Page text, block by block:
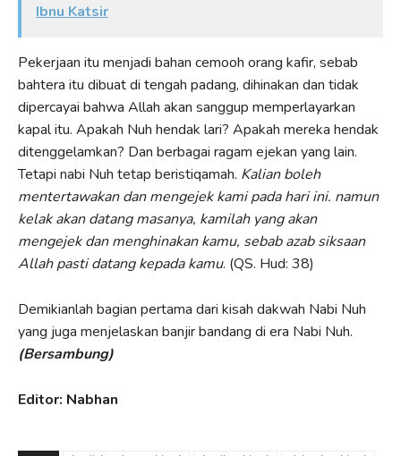
Ibnu Katsir
Pekerjaan itu menjadi bahan cemooh orang kafir, sebab
bahtera itu dibuat di tengah padang, dihinakan dan tidak
dipercayai bahwa Allah akan sanggup memperlayarkan
kapal itu. Apakah Nuh hendak lari? Apakah mereka hendak
ditenggelamkan? Dan berbagai ragam ejekan yang lain.
Tetapi nabi Nuh tetap beristiqamah. Kalian boleh
mentertawakan dan mengejek kami pada hari ini. namun
kelak akan datang masanya, kamilah yang akan
mengejek dan menghinakan kamu, sebab azab siksaan
Allah pasti datang kepada kamu. (QS. Hud: 38)
Demikianlah bagian pertama dari kisah dakwah Nabi Nuh
yang juga menjelaskan banjir bandang di era Nabi Nuh.
(Bersambung)
Editor: Nabhan